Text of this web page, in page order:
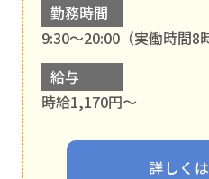
勤務時間
9:30～20:00（実働時間8
給与
時給1,170円～
詳しく